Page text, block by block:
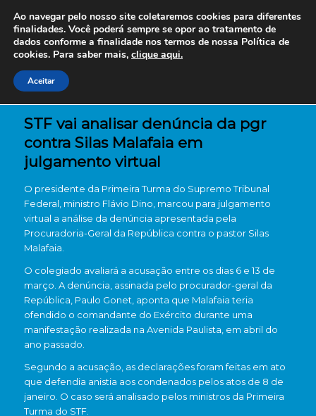
STF vai analisar denúncia da pgr
contra Silas Malafaia em
julgamento virtual
O presidente da Primeira Turma do Supremo Tribunal
Federal, ministro Flávio Dino, marcou para julgamento
virtual a análise da denúncia apresentada pela
Procuradoria-Geral da República contra o pastor Silas
Malafaia.
O colegiado avaliará a acusação entre os dias 6 e 13 de
março. A denúncia, assinada pelo procurador-geral da
República, Paulo Gonet, aponta que Malafaia teria
ofendido o comandante do Exército durante uma
manifestação realizada na Avenida Paulista, em abril do
ano passado.
Segundo a acusação, as declarações foram feitas em ato
que defendia anistia aos condenados pelos atos de 8 de
janeiro. O caso será analisado pelos ministros da Primeira
Turma do STF.
Ao navegar pelo nosso site coletaremos cookies para diferentes
finalidades. Você poderá sempre se opor ao tratamento de
dados conforme a finalidade nos termos de nossa Política de
cookies. Para saber mais, clique aqui.
Aceitar